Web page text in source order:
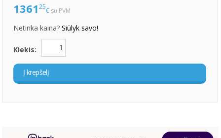
136125€ su PVM
Netinka kaina?Siūlyk savo!
Kiekis:
Į krepšelį